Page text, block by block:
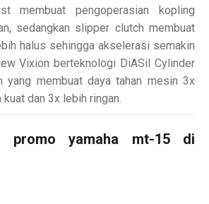
membuat pengoperasian kopling
sedangkan slipper clutch membuat
halus sehingga akselerasi semakin
Vixion berteknologi DiASil Cylinder
yang membuat daya tahan mesin 3x
dan 3x lebih ringan.
promo yamaha mt-15 di